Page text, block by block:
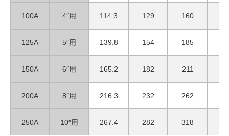
100A 4″用 114.3 129 160
125A 5″用 139.8 154 185
150A 6″用 165.2 182 211
200A 8″用 216.3 232 262
250A 10″用 267.4 282 318